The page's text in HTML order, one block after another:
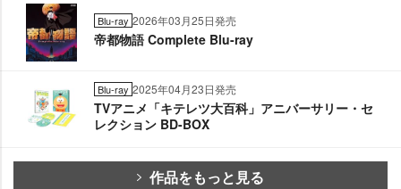
Blu-ray 2026年03月25日発売
帝都物語 Complete Blu-ray
Blu-ray 2025年04月23日発売
TVアニメ「キテレツ大百科」アニバーサリー・セ
レクション BD-BOX
作品をもっと見る